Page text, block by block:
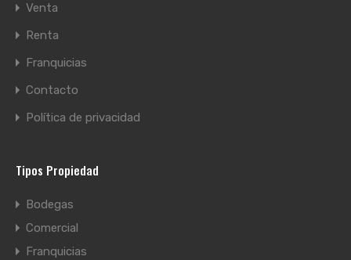
Venta
Renta
Franquicias
Contacto
Política de privacidad
Tipos Propiedad
Bodegas
Comercial
Franquicias